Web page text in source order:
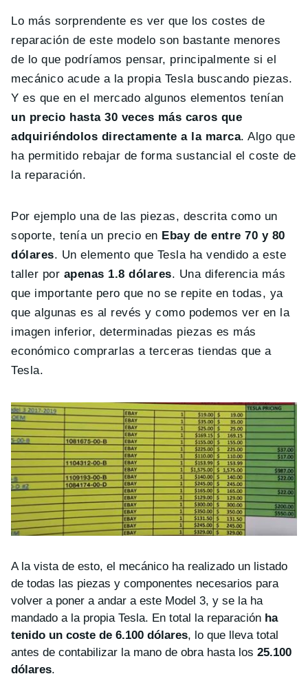
Lo más sorprendente es ver que los costes de
reparación de este modelo son bastante menores
de lo que podríamos pensar, principalmente si el
mecánico acude a la propia Tesla buscando piezas.
Y es que en el mercado algunos elementos tenían
un precio hasta 30 veces más caros que
adquiriéndolos directamente a la marca. Algo que
ha permitido rebajar de forma sustancial el coste de
la reparación.
Por ejemplo una de las piezas, descrita como un
soporte, tenía un precio en Ebay de entre 70 y 80
dólares. Un elemento que Tesla ha vendido a este
taller por apenas 1.8 dólares. Una diferencia más
que importante pero que no se repite en todas, ya
que algunas es al revés y como podemos ver en la
imagen inferior, determinadas piezas es más
económico comprarlas a terceras tiendas que a
Tesla.
A la vista de esto, el mecánico ha realizado un listado
de todas las piezas y componentes necesarios para
volver a poner a andar a este Model 3, y se la ha
mandado a la propia Tesla. En total la reparación ha
tenido un coste de 6.100 dólares, lo que lleva total
antes de contabilizar la mano de obra hasta los 25.100
dólares.